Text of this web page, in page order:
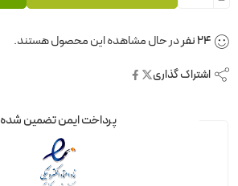
24نفردر حال مشاهده این محصول هستند.
اشتراک گذاری
پرداخت ایمن تضمین شده